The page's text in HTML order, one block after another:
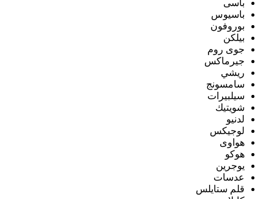
باسى
باسيوس
بوروفون
بيلكن
جوى روم
جيرماكس
ريشي
سامسونج
سيلبيرات
شويتيك
لدنيو
لوجيكس
هواوى
هوكو
يوجرين
عدسات
قلم ستايلس